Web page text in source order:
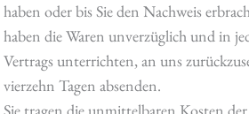
haben oder bis Sie den Nachweis
haben die Waren unverzüglich und in
Vertrags unterrichten, an uns
vierzehn Tagen absenden.